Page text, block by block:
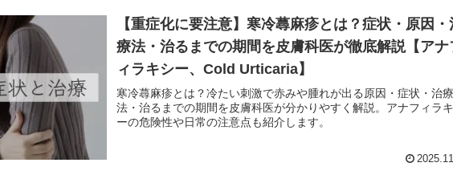
【重症化に要注意】寒冷蕁麻疹とは？症状・原因・
療法・治るまでの期間を皮膚科医が徹底解説【アナ
ィラキシー、Cold Urticaria】
寒冷蕁麻疹とは？冷たい刺激で赤みや腫れが出る原因・症状・治療
法・治るまでの期間を皮膚科医が分かりやすく解説。アナフィラ
ーの危険性や日常の注意点も紹介します。